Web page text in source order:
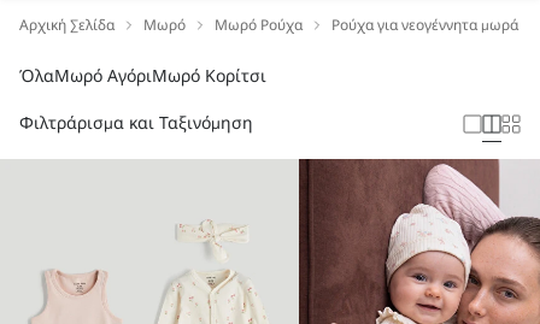
Αρχική Σελίδα Μωρό Μωρό Ρούχα Ρούχα για νεογέννητα μωρά
ΌλαΜωρό ΑγόριΜωρό Κορίτσι
Φιλτράρισμα και Ταξινόμηση